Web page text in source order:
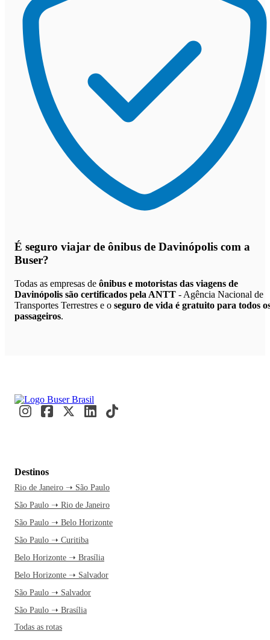
É seguro viajar de ônibus de Davinópolis com a
Buser?
Todas as empresas de ônibus e motoristas das viagens de
Davinópolis são certificados pela ANTT - Agência Nacional de
Transportes Terrestres e o seguro de vida é gratuito para todos
passageiros.
Destinos
Rio de Janeiro ➝ São Paulo
São Paulo ➝ Rio de Janeiro
São Paulo ➝ Belo Horizonte
São Paulo ➝ Curitiba
Belo Horizonte ➝ Brasília
Belo Horizonte ➝ Salvador
São Paulo ➝ Salvador
São Paulo ➝ Brasília
Todas as rotas